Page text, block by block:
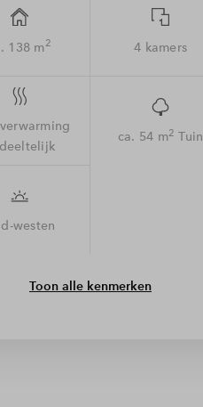
138 m2 4 kamers
ca. 54 m2 Tuin
westen
Toon alle kenmerken